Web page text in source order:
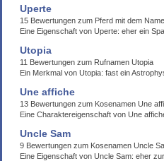
Uperte
15 Bewertungen zum Pferd mit dem
Eine Eigenschaft von Uperte: eher ein
Utopia
11 Bewertungen zum Rufnamen Utopia
Ein Merkmal von Utopia: fast ein
Une affiche
13 Bewertungen zum Kosenamen Une
Eine Charaktereigenschaft von Une
Uncle Sam
9 Bewertungen zum Kosenamen Uncle
Eine Eigenschaft von Uncle Sam: eher